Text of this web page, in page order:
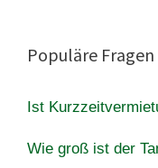
Populäre Fragen
Ist
Wie groß ist der